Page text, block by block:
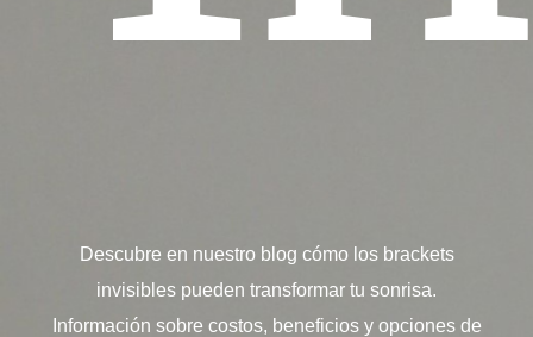
Descubre en nuestro blog cómo los brackets
invisibles pueden transformar tu sonrisa.
Información sobre costos, beneficios y opciones de